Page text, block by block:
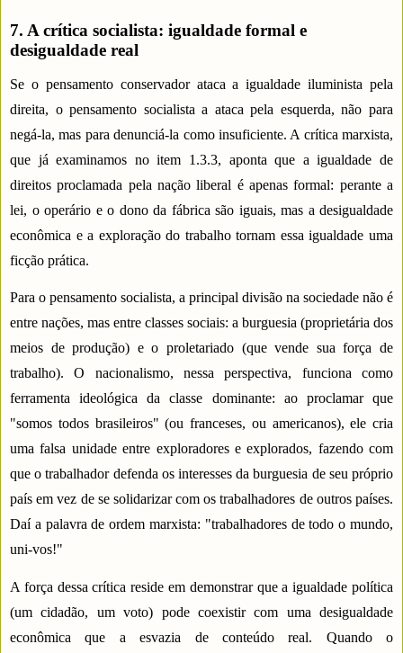
7. A crítica socialista: igualdade formal e
desigualdade real
Se o pensamento conservador ataca a igualdade iluminista pela
direita, o pensamento socialista a ataca pela esquerda, não para
negá-la, mas para denunciá-la como insuficiente. A crítica marxista,
que já examinamos no item 1.3.3, aponta que a igualdade de
direitos proclamada pela nação liberal é apenas formal: perante a
lei, o operário e o dono da fábrica são iguais, mas a desigualdade
econômica e a exploração do trabalho tornam essa igualdade uma
ficção prática.
Para o pensamento socialista, a principal divisão na sociedade não é
entre nações, mas entre classes sociais: a burguesia (proprietária dos
meios de produção) e o proletariado (que vende sua força de
trabalho). O nacionalismo, nessa perspectiva, funciona como
ferramenta ideológica da classe dominante: ao proclamar que
"somos todos brasileiros" (ou franceses, ou americanos), ele cria
uma falsa unidade entre exploradores e explorados, fazendo com
que o trabalhador defenda os interesses da burguesia de seu próprio
país em vez de se solidarizar com os trabalhadores de outros países.
Daí a palavra de ordem marxista: "trabalhadores de todo o mundo,
uni-vos!"
A força dessa crítica reside em demonstrar que a igualdade política
(um cidadão, um voto) pode coexistir com uma desigualdade
econômica que a esvazia de conteúdo real. Quando o